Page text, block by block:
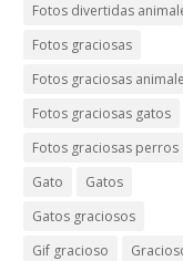
Fotos divertidas
Fotos graciosas
Fotos graciosas
Fotos graciosas gatos
Fotos graciosas perros
Gato
Gatos
Gatos graciosos
Gif gracioso